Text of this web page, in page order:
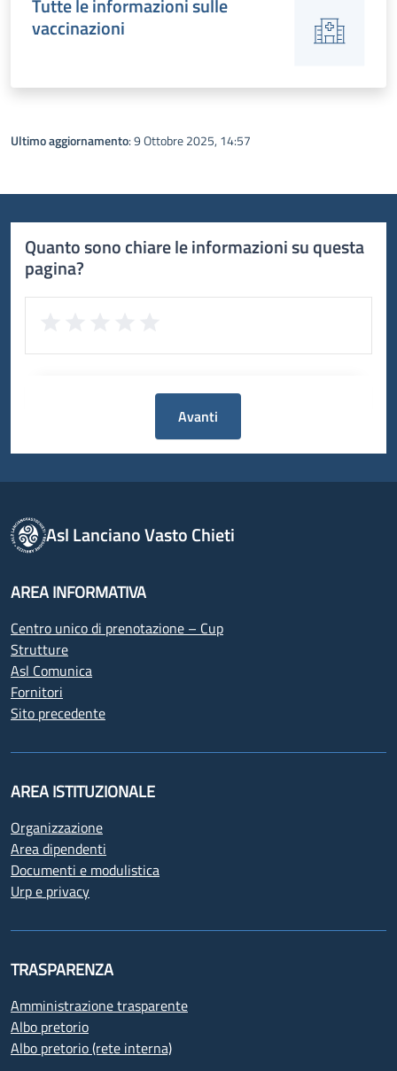
Tutte le informazioni sulle
vaccinazioni
Ultimo aggiornamento: 9 Ottobre 2025, 14:57
Quanto sono chiare le informazioni su questa
pagina?
Avanti
Asl Lanciano Vasto Chieti
AREA INFORMATIVA
Centro unico di prenotazione – Cup
Strutture
Asl Comunica
Fornitori
Sito precedente
AREA ISTITUZIONALE
Organizzazione
Area dipendenti
Documenti e modulistica
Urp e privacy
TRASPARENZA
Amministrazione trasparente
Albo pretorio
Albo pretorio (rete interna)